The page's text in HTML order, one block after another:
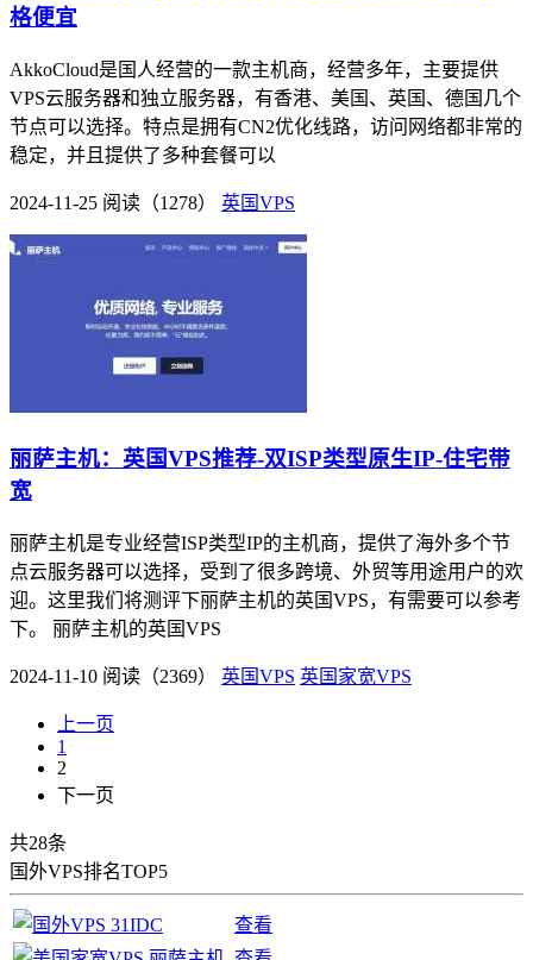
格便宜
AkkoCloud是国人经营的一款主机商，经营多年，主要提供
VPS云服务器和独立服务器，有香港、美国、英国、德国几个
节点可以选择。特点是拥有CN2优化线路，访问网络都非常的
稳定，并且提供了多种套餐可以
2024-11-25 阅读（1278） 英国VPS
丽萨主机：英国VPS推荐-双ISP类型原生IP-住宅带
宽
丽萨主机是专业经营ISP类型IP的主机商，提供了海外多个节
点云服务器可以选择，受到了很多跨境、外贸等用途用户的欢
迎。这里我们将测评下丽萨主机的英国VPS，有需要可以参考
下。 丽萨主机的英国VPS
2024-11-10 阅读（2369） 英国VPS 英国家宽VPS
上一页
1
2
下一页
共28条
国外VPS排名TOP5
查看